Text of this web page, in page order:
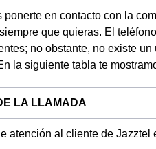
ponerte en contacto con la
que quieras. El
no obstante, no existe
la siguiente tabla te
LA LLAMADA
atención al cliente de